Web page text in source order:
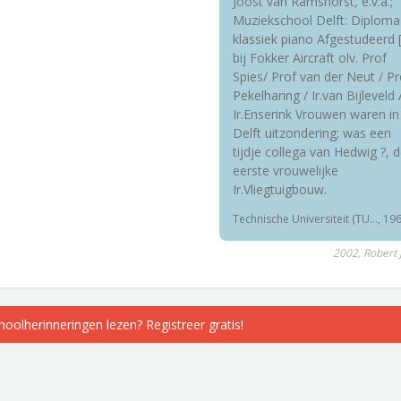
Muziekschool Delft: Diploma
klassiek piano Afgestudeerd
bij Fokker Aircraft olv. Prof
Spies/ Prof van der Neut /
Pekelharing / Ir.van Bijleveld
Ir.Enserink Vrouwen waren in
Delft uitzondering; was een
tijdje collega van Hedwig ?,
eerste vrouwelijke
Ir.Vliegtuigbouw.
Technische Universiteit (TU...,
2002, Robert
lezen? Registreer gratis!